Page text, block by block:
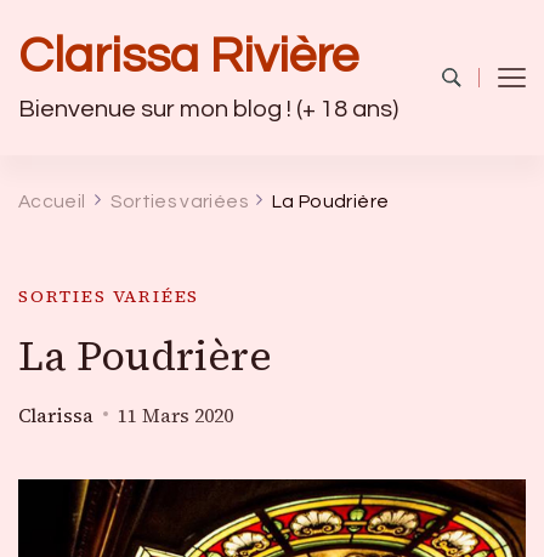
Clarissa Rivière
Bienvenue sur mon blog ! (+ 18 ans)
Accueil Sorties variées La Poudrière
SORTIES VARIÉES
La Poudrière
Clarissa 11 Mars 2020